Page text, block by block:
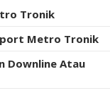
Tronik
Metro Tronik
Downline Atau